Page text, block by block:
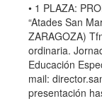
• 1 PLAZA:
“Atades San
ZARAGOZA)
ordinaria.
Educación
mail:
presentación